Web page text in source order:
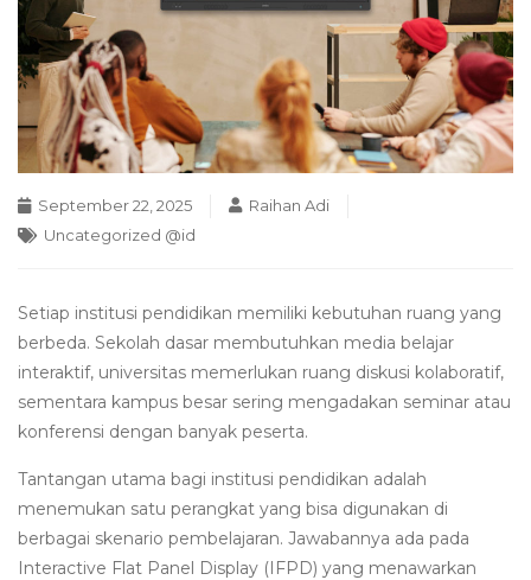
September 22, 2025
Raihan Adi
Uncategorized @id
Setiap institusi pendidikan memiliki kebutuhan ruang yang
berbeda. Sekolah dasar membutuhkan media belajar
interaktif, universitas memerlukan ruang diskusi kolaboratif,
sementara kampus besar sering mengadakan seminar atau
konferensi dengan banyak peserta.
Tantangan utama bagi institusi pendidikan adalah
menemukan satu perangkat yang bisa digunakan di
berbagai skenario pembelajaran. Jawabannya ada pada
Interactive Flat Panel Display (IFPD) yang menawarkan